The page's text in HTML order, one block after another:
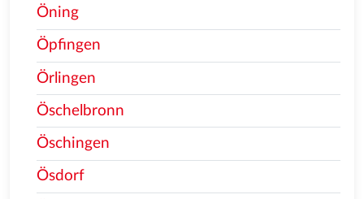
Öning
Öpfingen
Örlingen
Öschelbronn
Öschingen
Ösdorf